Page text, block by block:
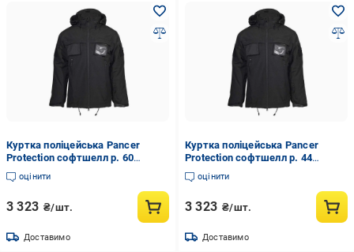
Куртка поліцейська Pancer
Protection софтшелл р. 60
Чорний (292333660)
оцінити
3 323 ₴/шт.
Доставимо
Куртка поліцейська Pancer
Protection софтшелл р. 44
Чорний (292333644)
оцінити
3 323 ₴/шт.
Доставимо